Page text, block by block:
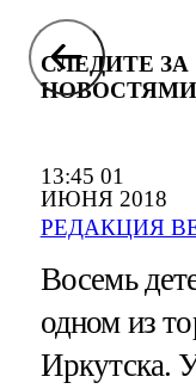
13:45 01
ИЮНЯ 2018
РЕДАКЦИЯ
СЛЕДИТЕ ЗА
Восемь
одном из
Иркутска.